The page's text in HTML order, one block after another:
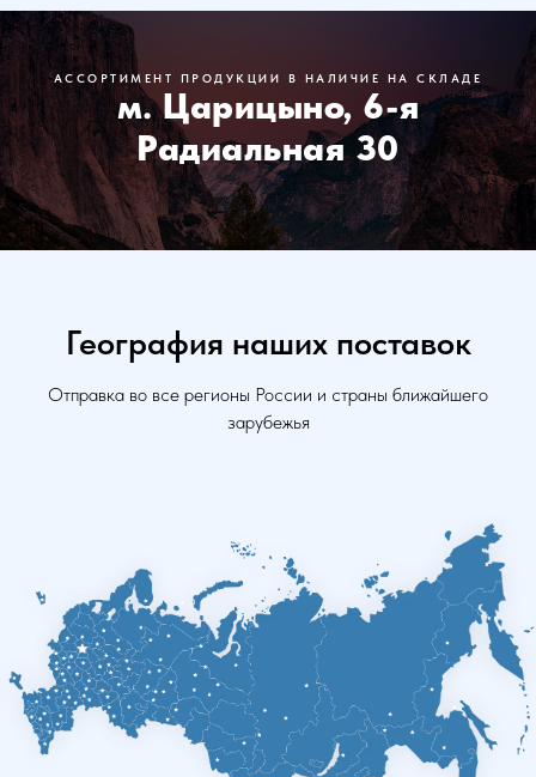
АССОРТИМЕНТ ПРОДУКЦИИ В НАЛИЧИЕ НА СКЛАДЕ
м. Царицыно, 6-я
Радиальная 30
География наших поставок
Отправка во все регионы России и страны ближайшего
зарубежья